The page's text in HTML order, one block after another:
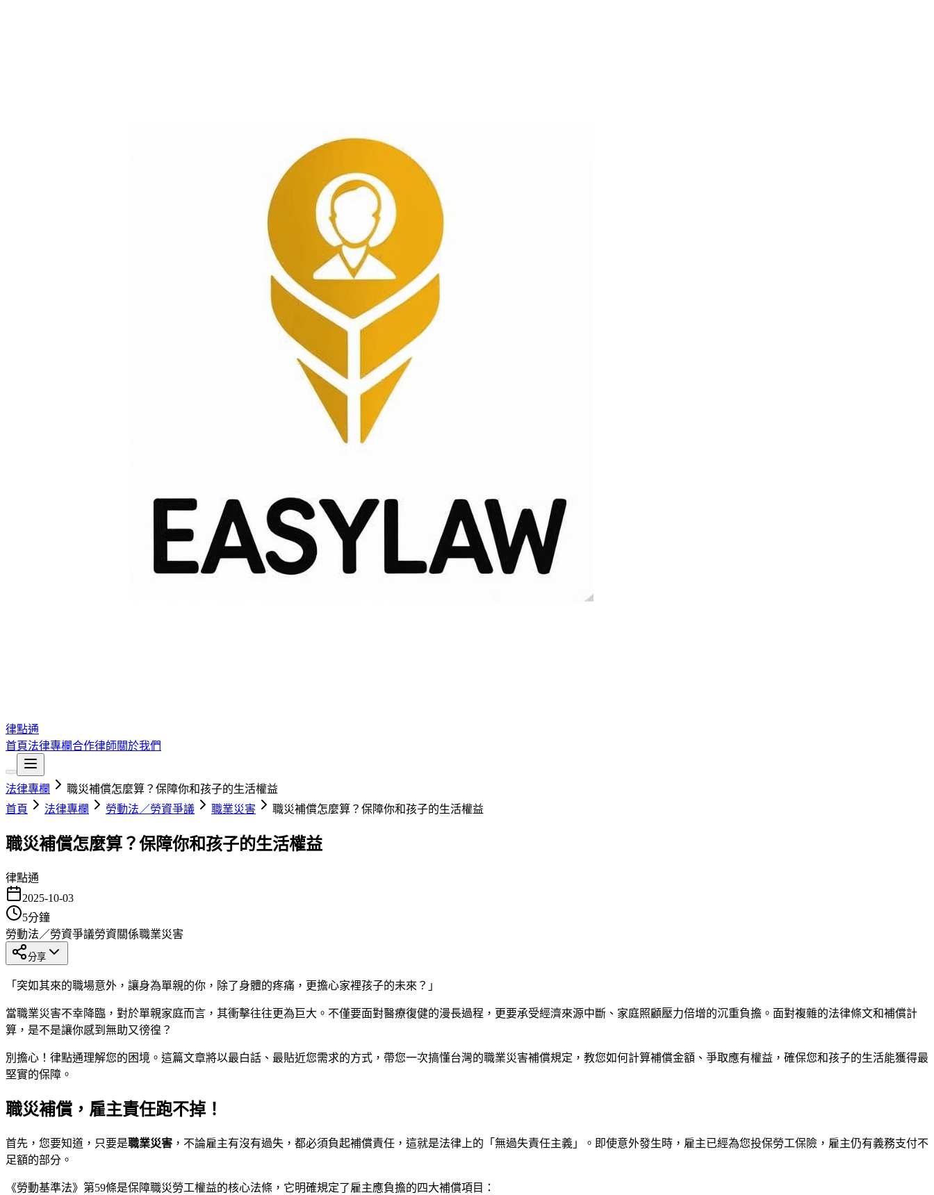
律點通
首頁法律專欄合作律師關於我們
法律專欄
職災補償怎麼算？保障你和孩子的生活權益
首頁
法律專欄 勞動法／勞資爭議 職業災害 職災補償怎麼算？保障你和孩子的生活權益
職災補償怎麼算？保障你和孩子的生活權益
律點通
2025-10-03
5分鐘
勞動法／勞資爭議勞資關係職業災害
分享
「突如其來的職場意外，讓身為單親的你，除了身體的疼痛，更擔心家裡孩子的未來？」
當職業災害不幸降臨，對於單親家庭而言，其衝擊往往更為巨大。不僅要面對醫療復健的漫長過程，更要承受經濟來源中斷、家庭照顧壓力倍增的沉重負擔。面對複雜的法律條文和補償計
算，是不是讓你感到無助又徬徨？
別擔心！律點通理解您的困境。這篇文章將以最白話、最貼近您需求的方式，帶您一次搞懂台灣的職業災害補償規定，教您如何計算補償金額、爭取應有權益，確保您和孩子的生活能獲得最
堅實的保障。
職災補償，雇主責任跑不掉！
首先，您要知道，只要是職業災害 ，不論雇主有沒有過失，都必須負起補償責任，這就是法律上的「無過失責任主義」。即使意外發生時，雇主已經為您投保勞工保險，雇主仍有義務支付不
足額的部分。
《勞動基準法》第59條是保障職災勞工權益的核心法條，它明確規定了雇主應負擔的四大補償項目：